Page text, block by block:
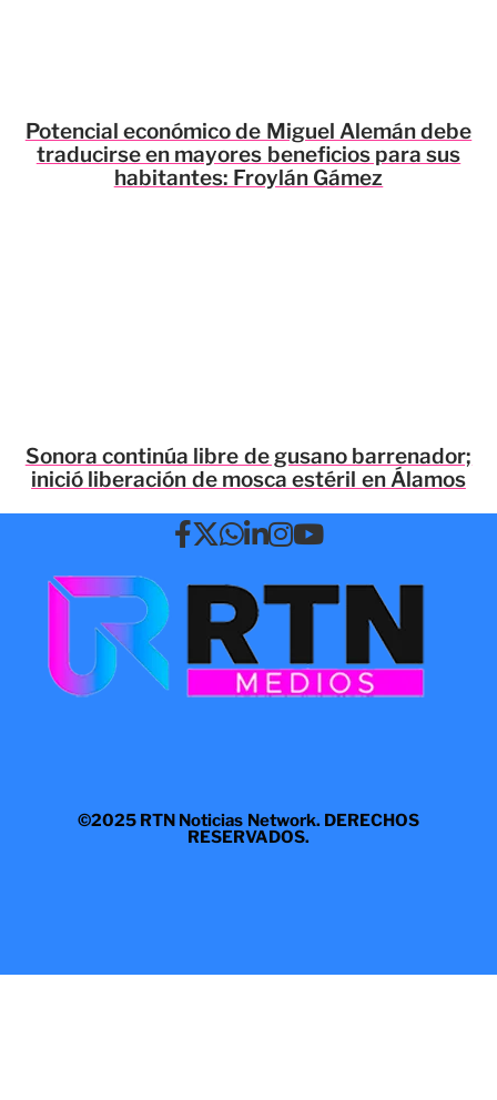
Potencial económico de Miguel Alemán debe
traducirse en mayores beneficios para sus
habitantes: Froylán Gámez
Sonora continúa libre de gusano barrenador;
inició liberación de mosca estéril en Álamos
©2025 RTN Noticias Network. DERECHOS
RESERVADOS.